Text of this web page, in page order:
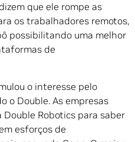
que ele rompe as
os trabalhadores remotos,
possibilitando uma melhor
de
o interesse pelo
o Double. As empresas
Robotics para saber
esforços de